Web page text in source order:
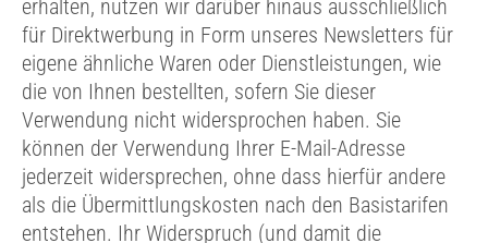
erhalten, nutzen wir darüber hinaus ausschließlich
für Direktwerbung in Form unseres Newsletters für
eigene ähnliche Waren oder Dienstleistungen, wie
die von Ihnen bestellten, sofern Sie dieser
Verwendung nicht widersprochen haben. Sie
können der Verwendung Ihrer E-Mail-Adresse
jederzeit widersprechen, ohne dass hierfür andere
als die Übermittlungskosten nach den Basistarifen
entstehen. Ihr Widerspruch (und damit die